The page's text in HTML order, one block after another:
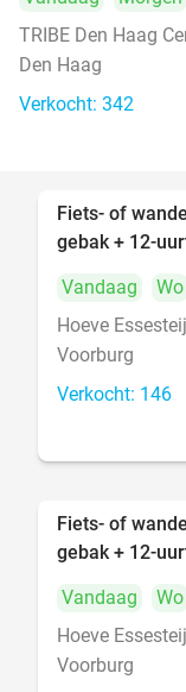
TRIBE Den Haag
Den Haag
Verkocht: 342
Fiets- of
gebak + 12-
Vandaag
Wo
Hoeve
Voorburg
Verkocht: 146
Fiets- of
gebak + 12-
Vandaag
Wo
Hoeve
Voorburg